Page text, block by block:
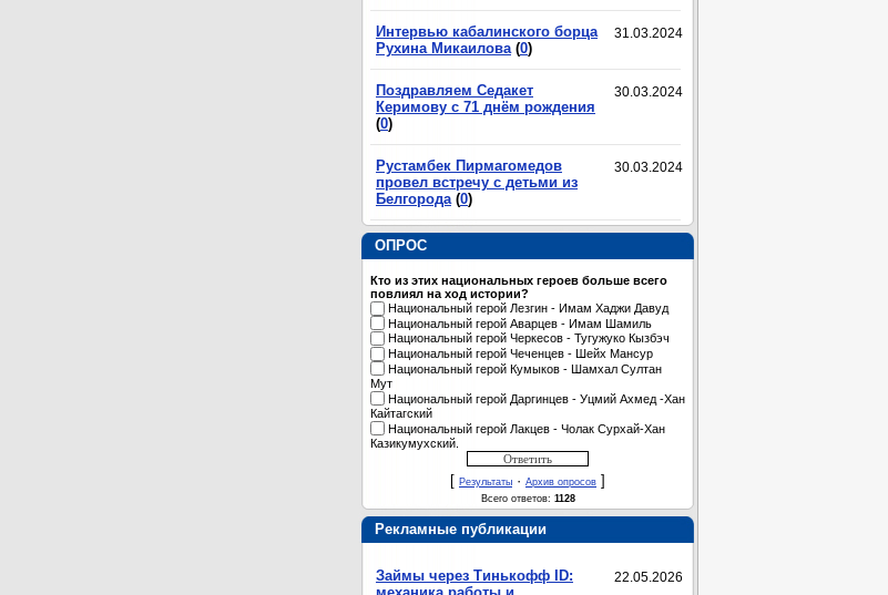
31.03.2024
Интервью кабалинского борца
Рухина Микаилова (0)
30.03.2024
Поздравляем Седакет
Керимову с 71 днём рождения
(0)
30.03.2024
Рустамбек Пирмагомедов
провел встречу с детьми из
Белгорода (0)
ОПРОС
Кто из этих национальных героев больше всего
повлиял на ход истории?
Национальный герой Лезгин - Имам Хаджи Давуд
Национальный герой Аварцев - Имам Шамиль
Национальный герой Черкесов - Тугужуко Кызбэч
Национальный герой Чеченцев - Шейх Мансур
Национальный герой Кумыков - Шамхал Султан
Мут
Национальный герой Даргинцев - Уцмий Ахмед -Хан
Кайтагский
Национальный герой Лакцев - Чолак Сурхай-Хан
Казикумухский.
[ Результаты · Архив опросов ]
Всего ответов: 1128
Рекламные публикации
22.05.2026
Займы через Тинькофф ID: